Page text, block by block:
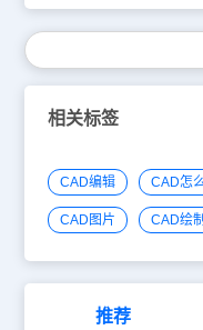
CAD软件试试吧。更多
看。
Insert 键或按下 Ctrl+W）
文字：选取“提取图面文
请：此模块需要配合浩辰
CAD官网进行查看。
相关标签
CAD编辑 CAD怎
CAD图片 CAD绘
推荐